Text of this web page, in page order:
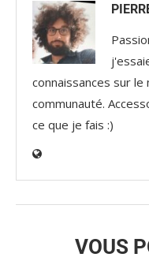
connaissances sur le
communauté.
ce que je fais :)
VOUS